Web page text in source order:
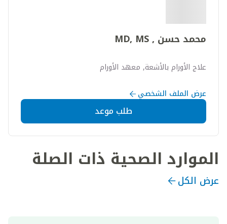
محمد حسن , MD, MS
علاج الأورام بالأشعة, معهد الأورام
عرض الملف الشخصي
طلب موعد
الموارد الصحية ذات الصلة
عرض الكل